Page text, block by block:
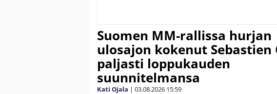
Suomen MM-rallissa hurjan
ulosajon kokenut Sebastien
paljasti loppukauden
suunnitelmansa
Kati Ojala | 03.08.2026 15:59